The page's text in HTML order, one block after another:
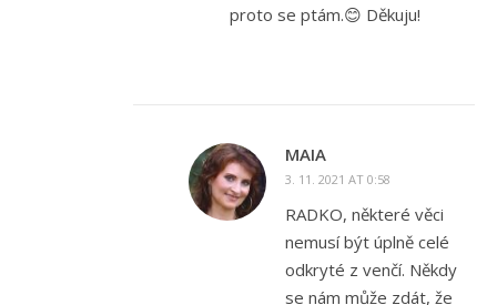
proto se ptám.😊 Děkuju!
MAIA
3. 11. 2021 AT 0:58
RADKO, některé věci
nemusí být úplně celé
odkryté z venčí. Někdy
se nám může zdát, že